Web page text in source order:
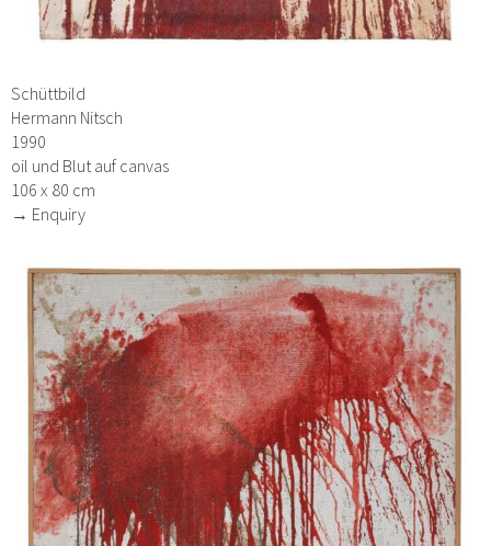
Schüttbild
Hermann Nitsch
1990
oil und Blut auf canvas
106 x 80 cm
→ Enquiry